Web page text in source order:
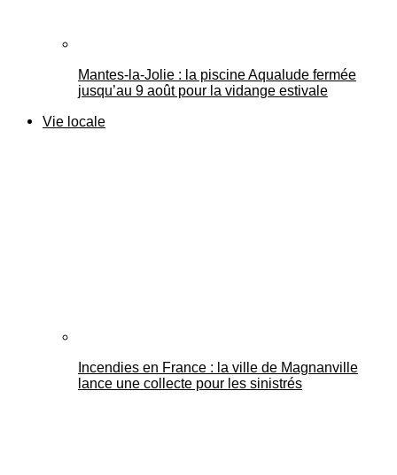
Mantes-la-Jolie : la piscine Aqualude fermée
jusqu’au 9 août pour la vidange estivale
Vie locale
Incendies en France : la ville de Magnanville
lance une collecte pour les sinistrés